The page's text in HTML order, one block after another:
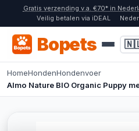
Gratis verzending v.a. €70* in
Veilig betalen via iDEAL
Bopets
HomeHondenHondenvoer
Almo Nature BIO Organic Puppy